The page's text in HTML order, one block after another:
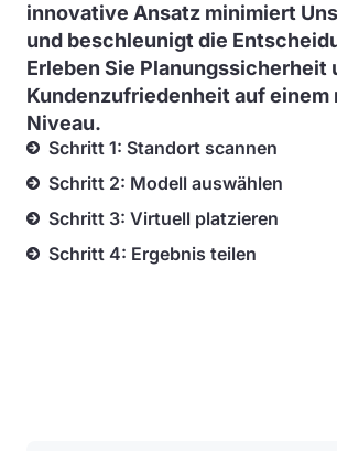
innovative Ansatz minimiert
und beschleunigt die
Erleben Sie Planungssicherheit
Kundenzufriedenheit auf einem
Niveau.
Schritt 1: Standort scannen
Schritt 2: Modell auswählen
Schritt 3: Virtuell platzieren
Schritt 4: Ergebnis teilen